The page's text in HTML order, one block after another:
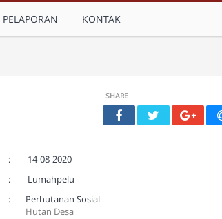
PELAPORAN KONTAK
SHARE
:
14-08-2020
:
Lumahpelu
:
Perhutanan Sosial
Hutan Desa